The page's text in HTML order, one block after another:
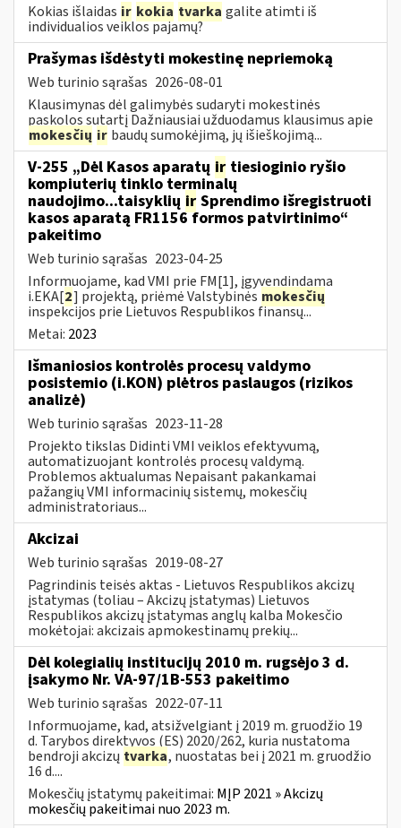
Kokias išlaidas ir kokia tvarka galite atimti iš
individualios veiklos pajamų?
Prašymas išdėstyti mokestinę nepriemoką
Web turinio sąrašas 2026-08-01
Klausimynas dėl galimybės sudaryti mokestinės
paskolos sutartį Dažniausiai užduodamus klausimus apie
mokesčių ir baudų sumokėjimą, jų išieškojimą...
V-255 „Dėl Kasos aparatų ir tiesioginio ryšio
kompiuterių tinklo terminalų
naudojimo...taisyklių ir Sprendimo išregistruoti
kasos aparatą FR1156 formos patvirtinimo“
pakeitimo
Web turinio sąrašas 2023-04-25
Informuojame, kad VMI prie FM[1], įgyvendindama
i.EKA[2] projektą, priėmė Valstybinės mokesčių
inspekcijos prie Lietuvos Respublikos finansų...
Metai: 2023
Išmaniosios kontrolės procesų valdymo
posistemio (i.KON) plėtros paslaugos (rizikos
analizė)
Web turinio sąrašas 2023-11-28
Projekto tikslas Didinti VMI veiklos efektyvumą,
automatizuojant kontrolės procesų valdymą.
Problemos aktualumas Nepaisant pakankamai
pažangių VMI informacinių sistemų, mokesčių
administratoriaus...
Akcizai
Web turinio sąrašas 2019-08-27
Pagrindinis teisės aktas - Lietuvos Respublikos akcizų
įstatymas (toliau – Akcizų įstatymas) Lietuvos
Respublikos akcizų įstatymas anglų kalba Mokesčio
mokėtojai: akcizais apmokestinamų prekių...
Dėl kolegialių institucijų 2010 m. rugsėjo 3 d.
įsakymo Nr. VA-97/1B-553 pakeitimo
Web turinio sąrašas 2022-07-11
Informuojame, kad, atsižvelgiant į 2019 m. gruodžio 19
d. Tarybos direktyvos (ES) 2020/262, kuria nustatoma
bendroji akcizų tvarka, nuostatas bei į 2021 m. gruodžio
16 d....
Mokesčių įstatymų pakeitimai: MĮP 2021 » Akcizų
mokesčių pakeitimai nuo 2023 m.